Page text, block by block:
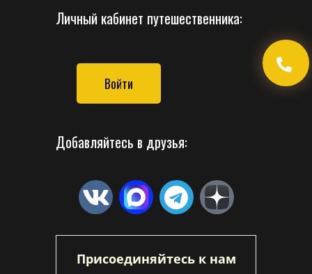
Личный кабинет путешественника:
Войти
Добавляйтесь в друзья:
Присоединяйтесь к нам